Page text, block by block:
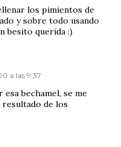
los pimientos de
y sobre todo usando
besito querida :)
a las 9:37
bechamel, se me
de los